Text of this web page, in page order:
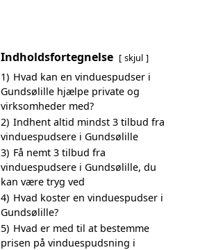
Indholdsfortegnelse skjul
1) Hvad kan en vinduespudser i
Gundsølille hjælpe private og
virksomheder med?
2) Indhent altid mindst 3 tilbud fra
vinduespudsere i Gundsølille
3) Få nemt 3 tilbud fra
vinduespudsere i Gundsølille, du
kan være tryg ved
4) Hvad koster en vinduespudser i
Gundsølille?
5) Hvad er med til at bestemme
prisen på vinduespudsning i